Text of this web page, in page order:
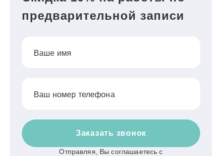
предварительной записи
Ваше имя
Ваш номер телефона
Заказать звонок
Отправляя, Вы соглашаетесь с